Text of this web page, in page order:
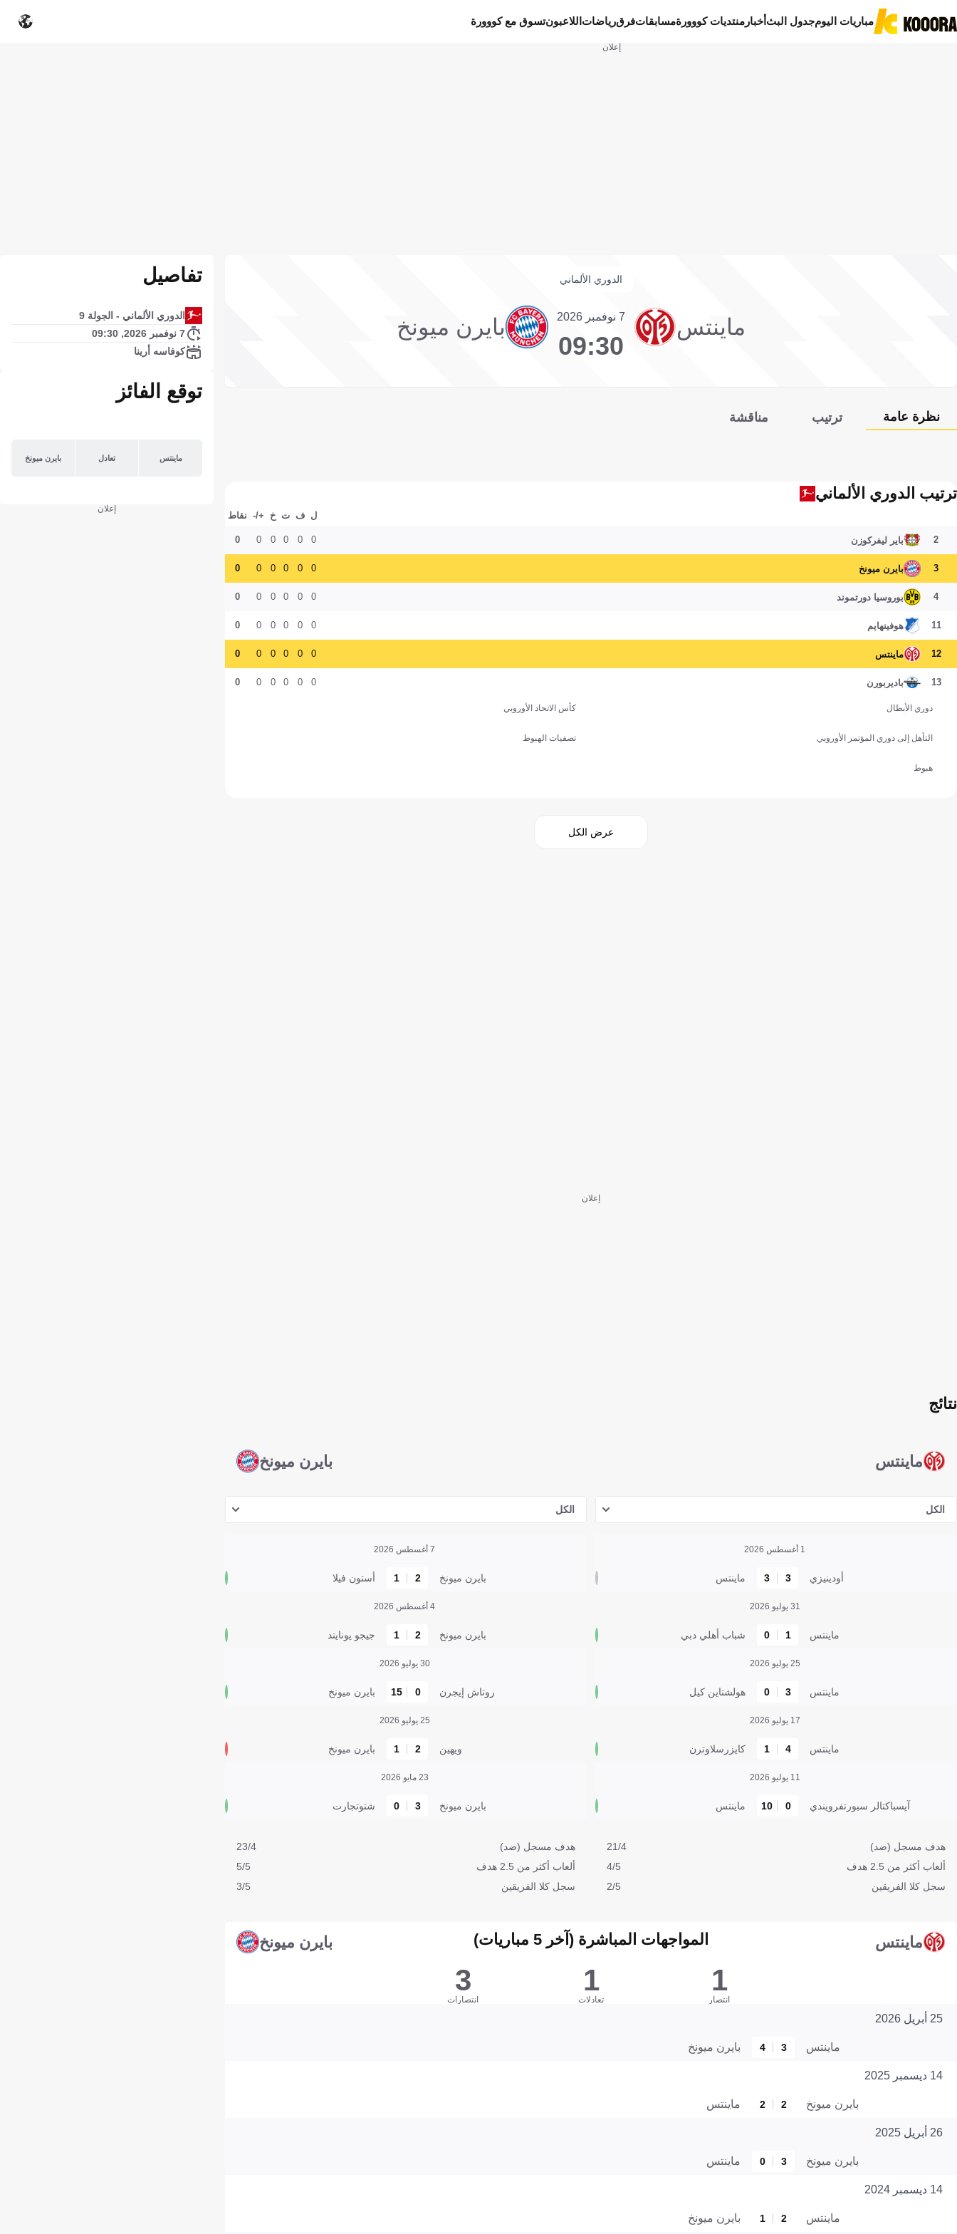
مباريات اليومجدول البثأخبار منتديات كووورةمسابقاتفرقرياضات اللاعبونتسوق مع كووورة
إعلان
الدوري الألماني
ماينتس 7 نوفمبر 2026
09:30
بايرن ميونخ
نظرة عامة ترتيب مناقشة
ترتيب الدوري الألماني
ل ف ت خ +/- نقاط
2 باير ليفركوزن 0
0
0
0
0
0
3 بايرن ميونخ 0
0
0
0
0
0
4 بوروسيا دورتموند 0
0
0
0
0
0
11 هوفينهايم 0
0
0
0
0
0
12 ماينتس 0
0
0
0
0
0
13 باديربورن 0
0
0
0
0
0
دوري الأبطال كأس الاتحاد الأوروبي
التأهل إلى دوري المؤتمر الأوروبي تصفيات الهبوط
هبوط
عرض الكل
إعلان
ماينتس
نتائج
بايرن ميونخ
الكل
1 أغسطس 2026
أودينيزي 3
3 ماينتس
31 يوليو 2026
ماينتس 1
0 شباب أهلي دبي
25 يوليو 2026
ماينتس 3
0 هولشتاين كيل
17 يوليو 2026
ماينتس 4
1 كايزرسلاوترن
11 يوليو 2026
آيسباكتالر سبورتفرويندي 0
10 ماينتس
هدف مسجل (ضد)
21/4
ألعاب أكثر من 2.5 هدف
4/5
سجل كلا الفريقين
2/5
الكل
7 أغسطس 2026
بايرن ميونخ 2
1 أستون فيلا
4 أغسطس 2026
بايرن ميونخ 2
1 جيجو يونايتد
30 يوليو 2026
روتاش إيجرن 0
15 بايرن ميونخ
25 يوليو 2026
ويهين 2
1 بايرن ميونخ
23 مايو 2026
بايرن ميونخ 3
0 شتوتجارت
هدف مسجل (ضد)
23/4
ألعاب أكثر من 2.5 هدف
5/5
سجل كلا الفريقين
3/5
ماينتس المواجهات المباشرة (آخر 5 مباريات) بايرن ميونخ
1
انتصار
1
تعادلات
3
انتصارات
25 أبريل 2026
ماينتس 3
4 بايرن ميونخ
14 ديسمبر 2025
بايرن ميونخ 2
2 ماينتس
26 أبريل 2025
بايرن ميونخ 3
0 ماينتس
14 ديسمبر 2024
ماينتس 2
1 بايرن ميونخ
تفاصيل
الدوري الألماني - الجولة 9
7 نوفمبر 2026, 09:30
كوفاسه أرينا
توقع الفائز
ماينتس تعادل بايرن ميونخ
إعلان